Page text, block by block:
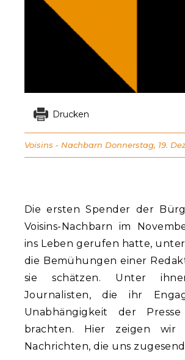
Die ersten Spender der
Voisins-Nachbarn im
ins Leben gerufen hatte,
die Bemühungen einer
sie schätzen. Unter
Journalisten, die ihr
Unabhängigkeit der
brachten. Hier zeigen
Nachrichten, die uns
Drucken
Voisins - Nachbarn Donnerstag, 19.